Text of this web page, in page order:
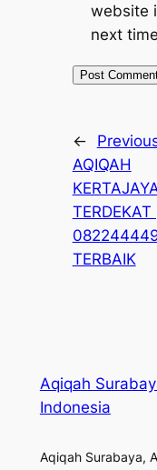
website
next
←
AQIQAH
TERDEKAT |
TERBAIK
Aqiqah
Indonesia
Aqiqah Surabaya,